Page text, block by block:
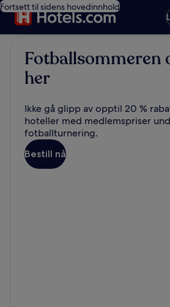
Fortsett til sidens hovedinnhold
Fotballsommeren
her
Ikke gå glipp av opptil 20 %
hoteller med medlemspriser
fotballturnering.
Bestill nå